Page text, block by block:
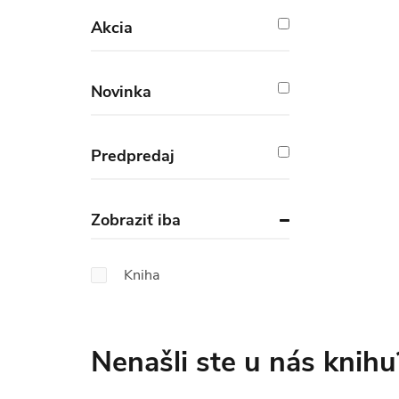
Akcia
Novinka
Predpredaj
Zobraziť iba
Kniha
Nenašli ste u nás